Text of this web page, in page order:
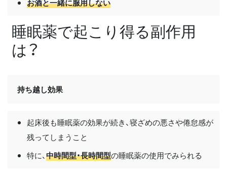
お酒と一緒に服用しない
睡眠薬で起こり得る副作用
は？
持ち越し効果
起床後も睡眠薬の効果が続き、寝ざめの悪さや倦怠感が
残ってしまうこと
特に、中時間型・長時間型の睡眠薬の使用でみられる